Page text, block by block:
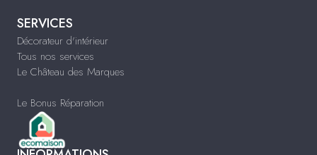
SERVICES
Décorateur d'intérieur
Tous nos services
Le Château des Marques
Le Bonus Réparation